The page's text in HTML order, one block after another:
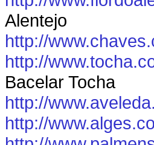
Alentejo
http://
http://
Bacelar Tocha
http://
http://